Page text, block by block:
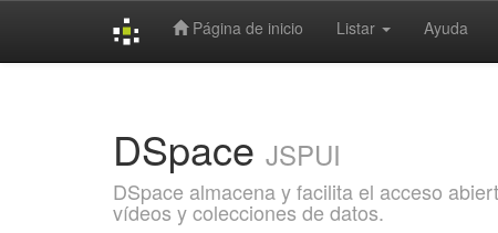
Página de inicio Listar Ayuda
DSpace JSPUI
DSpace almacena y facilita el acceso
vídeos y colecciones de datos.